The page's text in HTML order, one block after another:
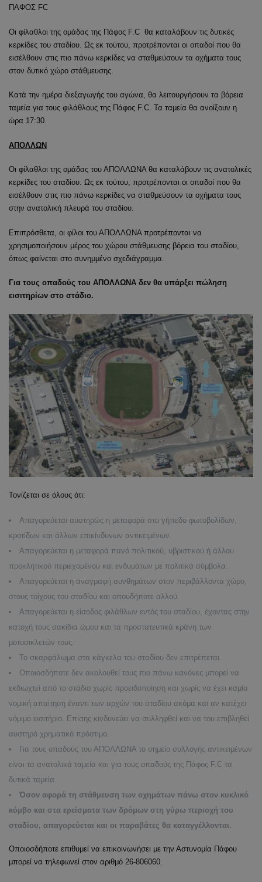
ΠΑΦΟΣ FC
Οι φίλαθλοι της ομάδας της Πάφος F.C θα καταλάβουν τις δυτικές
κερκίδες του σταδίου. Ως εκ τούτου, προτρέπονται οι οπαδοί που θα
εισέλθουν στις πιο πάνω κερκίδες να σταθμεύσουν τα οχήματα τους
στον δυτικό χώρο στάθμευσης.
Κατά την ημέρα διεξαγωγής του αγώνα, θα λειτουργήσουν τα βόρεια
ταμεία για τους φιλάθλους της Πάφος F.C. Τα ταμεία θα ανοίξουν η
ώρα 17:30.
ΑΠΟΛΛΩΝ
Οι φίλαθλοι της ομάδας του ΑΠΟΛΛΩΝΑ θα καταλάβουν τις ανατολικές
κερκίδες του σταδίου. Ως εκ τούτου, προτρέπονται οι οπαδοί που θα
εισέλθουν στις πιο πάνω κερκίδες να σταθμεύσουν τα οχήματα τους
στην ανατολική πλευρά του σταδίου.
Επιπρόσθετα, οι φίλοι του ΑΠΟΛΛΩΝΑ προτρέπονται να
χρησιμοποιήσουν μέρος του χώρου στάθμευσης βόρεια του σταδίου,
όπως φαίνεται στο συνημμένο σχεδιάγραμμα.
Για τους οπαδούς του ΑΠΟΛΛΩΝΑ δεν θα υπάρξει πώληση
εισιτηρίων στο στάδιο.
Τονίζεται σε όλους ότι:
Απαγορεύεται αυστηρώς η μεταφορά στο γήπεδο φωτοβολίδων,
κροτίδων και άλλων επικίνδυνων αντικειμένων.
Απαγορεύεται η μεταφορά πανό πολιτικού, υβριστικού ή άλλου
προκλητικού περιεχομένου και ενδυμάτων με πολιτικά σύμβολα.
Απαγορεύεται η αναγραφή συνθημάτων στον περιβάλλοντα χώρο,
στους τοίχους του σταδίου και οπουδήποτε αλλού.
Απαγορεύεται η είσοδος φιλάθλων εντός του σταδίου, έχοντας στην
κατοχή τους σακίδια ώμου και τα προστατευτικά κράνη των
μοτοσικλετών τους.
Το σκαρφάλωμα στα κάγκελα του σταδίου δεν επιτρέπεται.
Οποιοσδήποτε δεν ακολουθεί τους πιο πάνω κανόνες μπορεί να
εκδιωχτεί από το στάδιο χωρίς προειδοποίηση και χωρίς να έχει καμία
νομική απαίτηση έναντι των αρχών του σταδίου ακόμα και αν κατέχει
νόμιμο εισιτήριο. Επίσης κινδυνεύει να συλληφθεί και να του επιβληθεί
αυστηρό χρηματικό πρόστιμο.
Για τους οπαδούς του ΑΠΟΛΛΩΝΑ το σημείο συλλογής αντικειμένων
είναι τα ανατολικά ταμεία και για τους οπαδούς της Πάφος F.C τα
δυτικά ταμεία.
Όσον αφορά τη στάθμευση των οχημάτων πάνω στον κυκλικό
κόμβο και στα ερείσματα των δρόμων στη γύρω περιοχή του
σταδίου, απαγορεύεται και οι παραβάτες θα καταγγέλλονται.
Οποιοσδήποτε επιθυμεί να επικοινωνήσει με την Αστυνομία Πάφου
μπορεί να τηλεφωνεί στον αριθμό 26-806060.